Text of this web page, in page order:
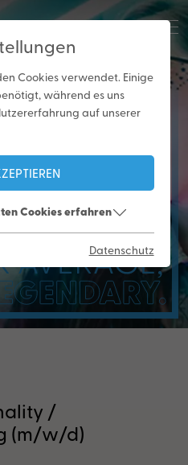
/
(m/w/d)
Cookies verwendet. Einige
während es uns
auf unserer
Cookies erfahren
Datenschutz